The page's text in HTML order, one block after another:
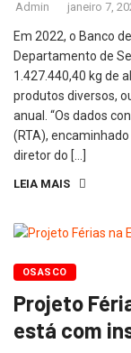
Admin janeiro 7,
Em 2022, o Banco
Departamento de
1.427.440,40 kg de
produtos diversos,
anual. “Os dados
(RTA),
diretor do […]
LEIA MAIS
OSASCO
Projeto
está com